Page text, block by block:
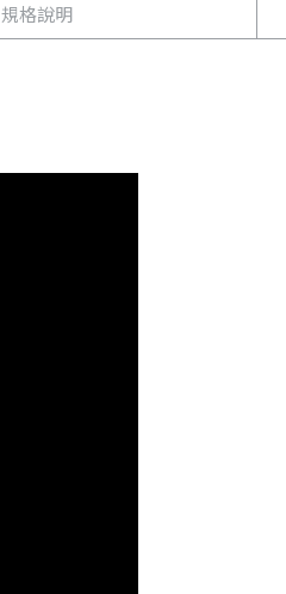
規格說明